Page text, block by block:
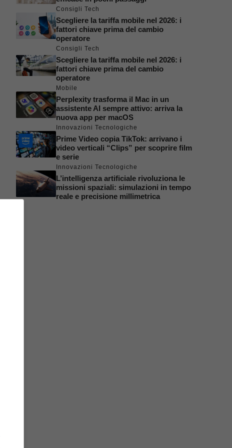
Consigli Tech
Scegliere la tariffa mobile nel 2026: i
fattori chiave prima del cambio
operatore
Consigli Tech
Scegliere la tariffa mobile nel 2026: i
fattori chiave prima del cambio
operatore
Mobile
Perplexity trasforma il Mac in un
assistente AI sempre attivo: arriva la
nuova app per macOS
Innovazioni Tecnologiche
Prime Video copia TikTok: arrivano i
video verticali “Clips” per scoprire film
e serie
Innovazioni Tecnologiche
L’intelligenza artificiale rivoluziona le
missioni spaziali: simulazioni in tempo
reale e precisione millimetrica